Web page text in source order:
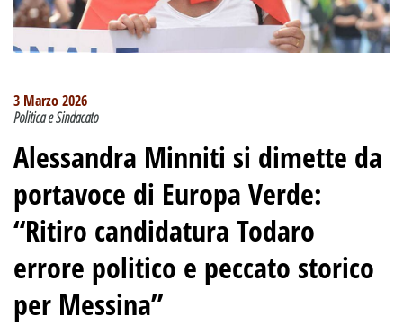
3 Marzo 2026
Politica e Sindacato
Alessandra Minniti si dimette da
portavoce di Europa Verde:
“Ritiro candidatura Todaro
errore politico e peccato storico
per Messina”